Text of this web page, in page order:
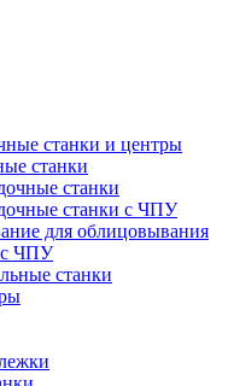
станки и центры
станки
станки
станки с ЧПУ
для облицовывания
с ЧПУ
станки